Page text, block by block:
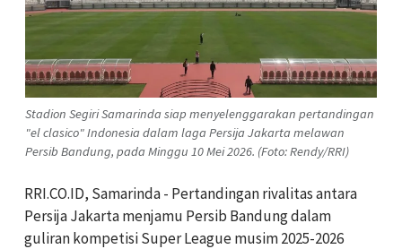
Stadion Segiri Samarinda siap menyelenggarakan pertandingan
"el clasico" Indonesia dalam laga Persija Jakarta melawan
Persib Bandung, pada Minggu 10 Mei 2026. (Foto: Rendy/RRI)
RRI.CO.ID, Samarinda - Pertandingan rivalitas antara
Persija Jakarta menjamu Persib Bandung dalam
guliran kompetisi Super League musim 2025-2026